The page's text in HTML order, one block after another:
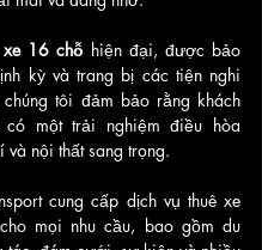
16 chỗ hiện đại, được bảo
kỳ và trang bị các tiện nghi
chúng tôi đảm bảo rằng khách
có một trải nghiệm điều hòa
và nội thất sang trọng.
cung cấp dịch vụ thuê xe
mọi nhu cầu, bao gồm du